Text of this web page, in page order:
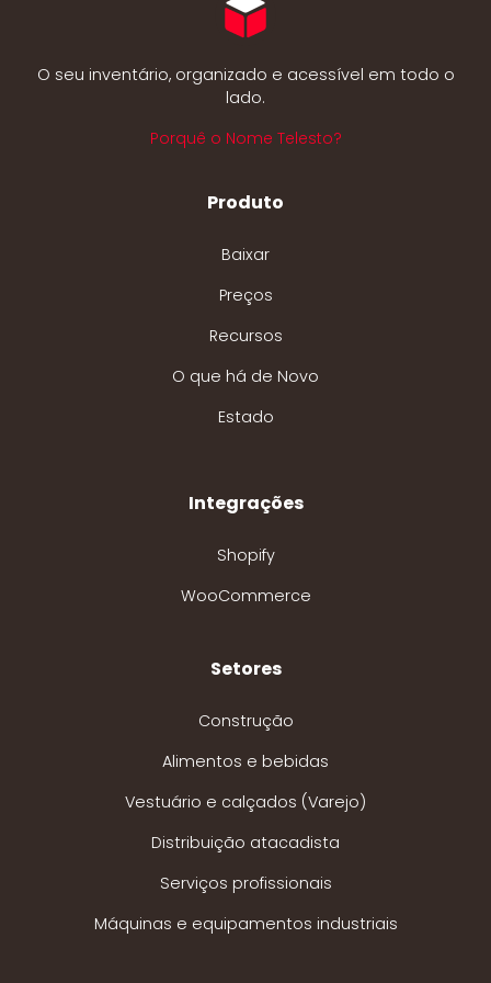
O seu inventário, organizado e acessível em todo o
lado.
Porquê o Nome Telesto?
Produto
Baixar
Preços
Recursos
O que há de Novo
Estado
Integrações
Shopify
WooCommerce
Setores
Construção
Alimentos e bebidas
Vestuário e calçados (Varejo)
Distribuição atacadista
Serviços profissionais
Máquinas e equipamentos industriais